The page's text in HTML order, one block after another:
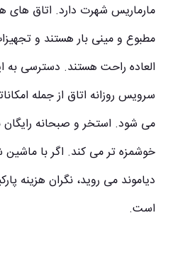
مارماریس شهرت دارد. اتاق های
مطبوع و مینی بار هستند و
العاده راحت هستند. دسترسی به
سرویس روزانه اتاق از جمله
می شود. استخر و صبحانه رایگان
خوشمزه تر می کند. اگر با
دیاموند می روید، نگران هزینه
است.